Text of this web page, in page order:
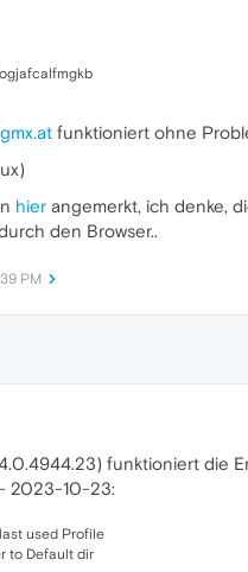
gmx.at funktioniert ohne
hier angemerkt, ich denke,
den Browser..
PM
funktioniert die
2023-10-23:
used Profile
to Default dir